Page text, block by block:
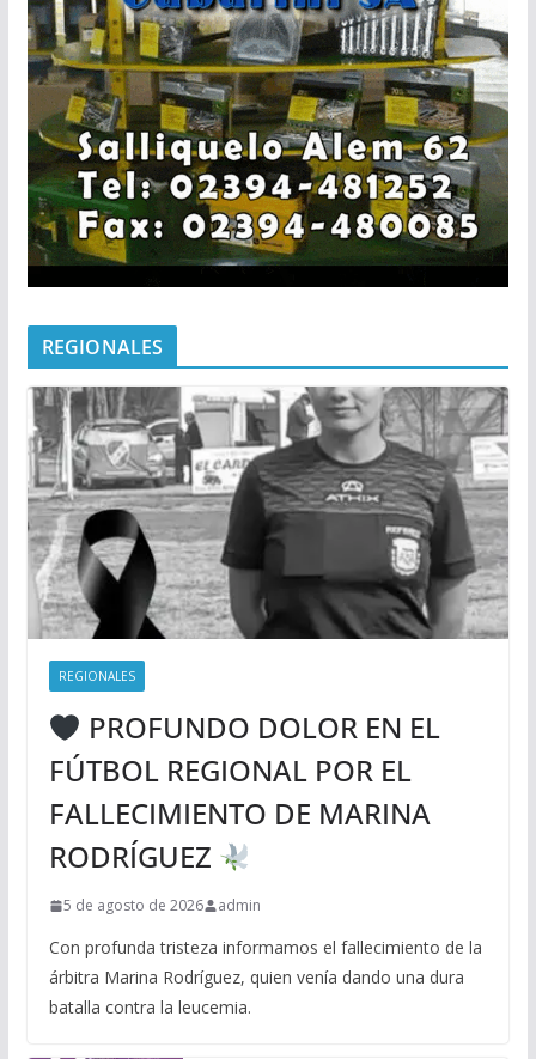
REGIONALES
REGIONALES
PROFUNDO DOLOR EN EL
FÚTBOL REGIONAL POR EL
FALLECIMIENTO DE MARINA
RODRÍGUEZ
5 de agosto de 2026 admin
Con profunda tristeza informamos el fallecimiento de la
árbitra Marina Rodríguez, quien venía dando una dura
batalla contra la leucemia.